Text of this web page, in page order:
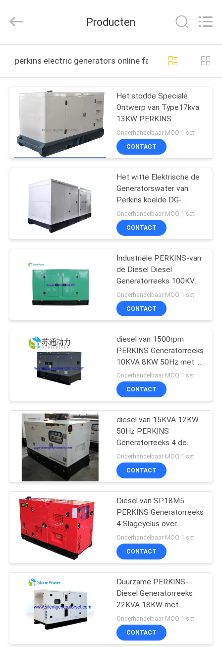
PRODUCTEN
ONGEVEER
ONS
FABRIEKSREIS
KWALITEITSCONTROLE
CONTACTEER
ONS
VERZOEK
OM EEN
CITAAT
SITEMAP
PRIVACY
POWER
CO.,LTD.
Reserved.
Producten
perkins electric generators online fabricage
Het stodde Speciale
Ontwerp van Type17kva
13KW PERKINS
Elektrische Generators
voor 2de Explosief
Gebied
Onderhandelbaar MOQ:1 set
CONTACT
Het witte Elektrische de
Generatorswater van
Perkins koelde DG-
Reeksen Hoge
Prestaties
Onderhandelbaar MOQ:1 set
CONTACT
Industriële PERKINS-van
de Diesel Diesel
Generatorreeks 100KVA
80kw Generator 3 Fase 4
Draden
Onderhandelbaar MOQ:1 set
CONTACT
diesel van 1500rpm
PERKINS Generatorreeks
10KVA 8KW 50Hz met 3
Fase 4 Draden
Onderhandelbaar MOQ:1 set
CONTACT
diesel van 15KVA 12KW
50Hz PERKINS
Generatorreeks 4 de
Verplaatsing van de
Slagcyclus 1.496L
Onderhandelbaar MOQ:1 set
CONTACT
Diesel van SP18M5
PERKINS Generatorreeks
4 Slagcyclus over
Ladingsbescherming
Onderhandelbaar MOQ:1 set
CONTACT
Duurzame PERKINS-
Diesel Generatorreeks
22KVA 18KW met
Stabiele Prestaties
Onderhandelbaar MOQ:1 set
CONTACT